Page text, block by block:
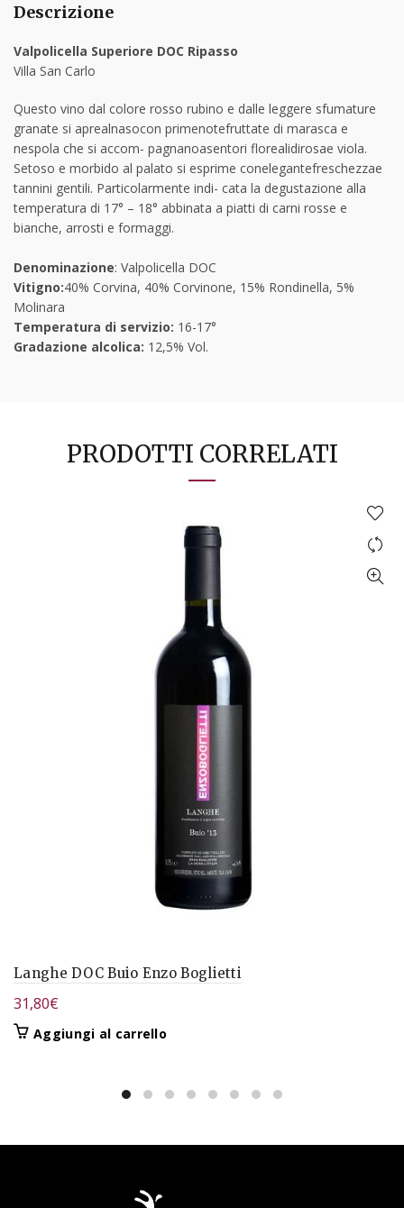
Descrizione
Valpolicella Superiore DOC Ripasso
Villa San Carlo
Questo vino dal colore rosso rubino e dalle leggere sfumature
granate si aprealnasocon primenotefruttate di marasca e
nespola che si accom- pagnanoasentori florealidirosae viola.
Setoso e morbido al palato si esprime conelegantefreschezzae
tannini gentili. Particolarmente indi- cata la degustazione alla
temperatura di 17° – 18° abbinata a piatti di carni rosse e
bianche, arrosti e formaggi.
Denominazione: Valpolicella DOC
Vitigno:40% Corvina, 40% Corvinone, 15% Rondinella, 5%
Molinara
Temperatura di servizio: 16-17°
Gradazione alcolica: 12,5% Vol.
PRODOTTI CORRELATI
Langhe DOC Buio Enzo Boglietti
31,80€
Aggiungi al carrello